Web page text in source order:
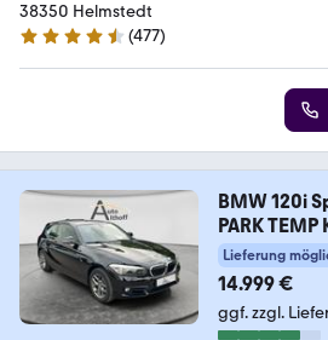
38350 Helmstedt
4.5 Sterne
(477)
BMW 120i
PARK TEMP
Lieferung
14.999 €
ggf. zzgl.